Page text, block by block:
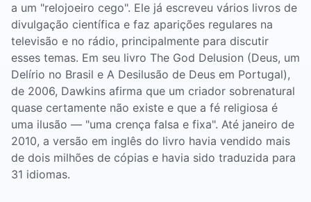
a um "relojoeiro cego". Ele já escreveu vários livros de
divulgação científica e faz aparições regulares na
televisão e no rádio, principalmente para discutir
esses temas. Em seu livro The God Delusion (Deus, um
Delírio no Brasil e A Desilusão de Deus em Portugal),
de 2006, Dawkins afirma que um criador sobrenatural
quase certamente não existe e que a fé religiosa é
uma ilusão — "uma crença falsa e fixa". Até janeiro de
2010, a versão em inglês do livro havia vendido mais
de dois milhões de cópias e havia sido traduzida para
31 idiomas.